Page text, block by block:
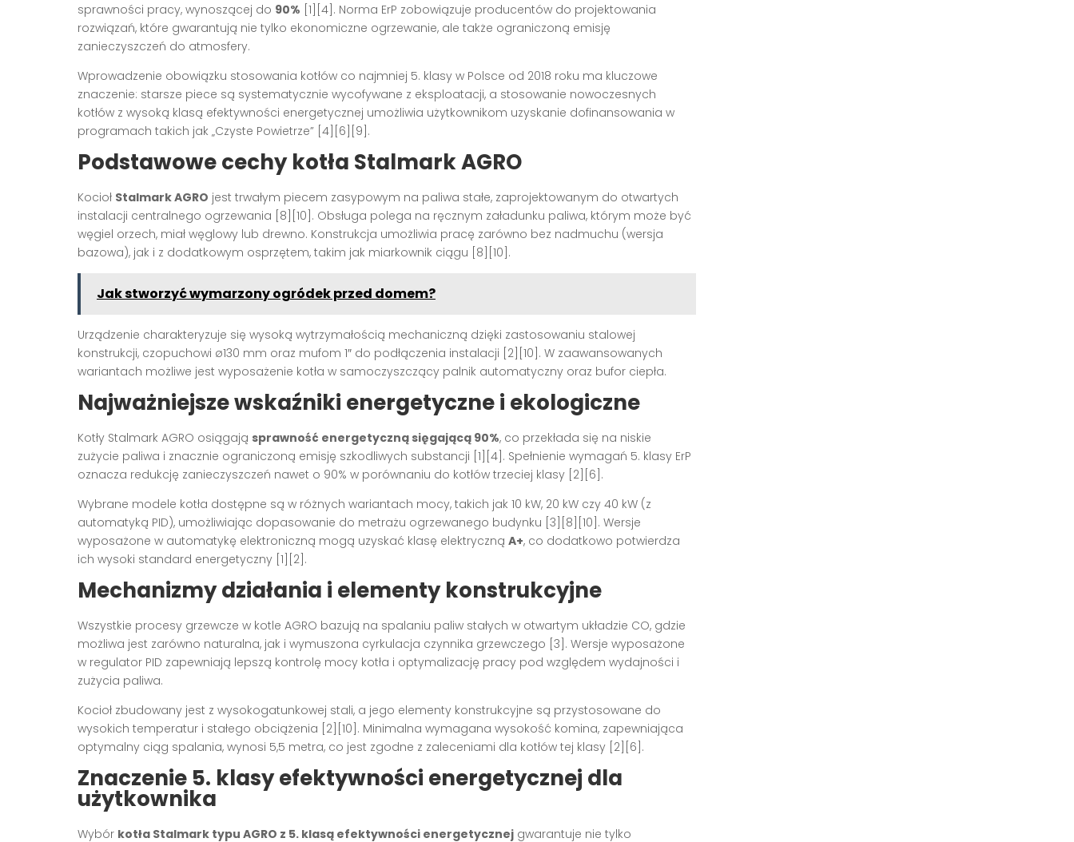
sprawności pracy, wynoszącej do 90% [1][4] . Norma ErP zobowiązuje producentów do projektowania
rozwiązań, które gwarantują nie tylko ekonomiczne ogrzewanie, ale także ograniczoną emisję
zanieczyszczeń do atmosfery.
Wprowadzenie obowiązku stosowania kotłów co najmniej 5. klasy w Polsce od 2018 roku ma kluczowe
znaczenie: starsze piece są systematycznie wycofywane z eksploatacji, a stosowanie nowoczesnych
kotłów z wysoką klasą efektywności energetycznej umożliwia użytkownikom uzyskanie dofinansowania w
programach takich jak „Czyste Powietrze” [4][6][9] .
Podstawowe cechy kotła Stalmark AGRO
Kocioł Stalmark AGRO jest trwałym piecem zasypowym na paliwa stałe, zaprojektowanym do otwartych
instalacji centralnego ogrzewania [8][10] . Obsługa polega na ręcznym załadunku paliwa, którym może być
węgiel orzech, miał węglowy lub drewno. Konstrukcja umożliwia pracę zarówno bez nadmuchu (wersja
bazowa), jak i z dodatkowym osprzętem, takim jak miarkownik ciągu [8][10] .
Jak stworzyć wymarzony ogródek przed domem?
Urządzenie charakteryzuje się wysoką wytrzymałością mechaniczną dzięki zastosowaniu stalowej
konstrukcji, czopuchowi ø130 mm oraz mufom 1″ do podłączenia instalacji [2][10] . W zaawansowanych
wariantach możliwe jest wyposażenie kotła w samoczyszczący palnik automatyczny oraz bufor ciepła.
Najważniejsze wskaźniki energetyczne i ekologiczne
Kotły Stalmark AGRO osiągają sprawność energetyczną sięgającą 90%, co przekłada się na niskie
zużycie paliwa i znacznie ograniczoną emisję szkodliwych substancji [1][4] . Spełnienie wymagań 5. klasy ErP
oznacza redukcję zanieczyszczeń nawet o 90% w porównaniu do kotłów trzeciej klasy [2][6] .
Wybrane modele kotła dostępne są w różnych wariantach mocy, takich jak 10 kW, 20 kW czy 40 kW (z
automatyką PID), umożliwiając dopasowanie do metrażu ogrzewanego budynku [3][8][10] . Wersje
wyposażone w automatykę elektroniczną mogą uzyskać klasę elektryczną A+, co dodatkowo potwierdza
ich wysoki standard energetyczny [1][2] .
Mechanizmy działania i elementy konstrukcyjne
Wszystkie procesy grzewcze w kotle AGRO bazują na spalaniu paliw stałych w otwartym układzie CO, gdzie
możliwa jest zarówno naturalna, jak i wymuszona cyrkulacja czynnika grzewczego [3] . Wersje wyposażone
w regulator PID zapewniają lepszą kontrolę mocy kotła i optymalizację pracy pod względem wydajności i
zużycia paliwa.
Kocioł zbudowany jest z wysokogatunkowej stali, a jego elementy konstrukcyjne są przystosowane do
wysokich temperatur i stałego obciążenia [2][10] . Minimalna wymagana wysokość komina, zapewniająca
optymalny ciąg spalania, wynosi 5,5 metra, co jest zgodne z zaleceniami dla kotłów tej klasy [2][6] .
Znaczenie 5. klasy efektywności energetycznej dla
użytkownika
Wybór kotła Stalmark typu AGRO z 5. klasą efektywności energetycznej gwarantuje nie tylko